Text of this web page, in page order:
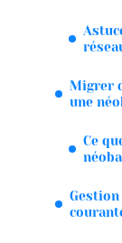
Migrer
une
Ce